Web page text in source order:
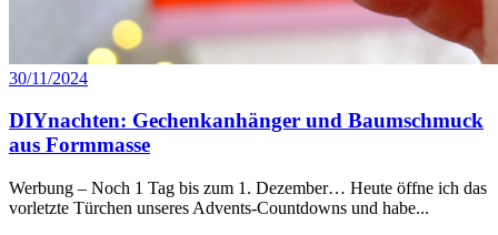
30/11/2024
DIYnachten: Gechenkanhänger und Baumschmuck
aus Formmasse
Werbung – Noch 1 Tag bis zum 1. Dezember… Heute öffne ich das
vorletzte Türchen unseres Advents-Countdowns und habe...